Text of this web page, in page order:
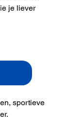
je liever
sportieve